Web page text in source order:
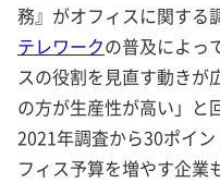
務』がオフィスに関する
テレワークの普及によっ
スの役割を見直す動きが
の方が生産性が高い」と
2021年調査から30ポイ
フィス予算を増やす企業